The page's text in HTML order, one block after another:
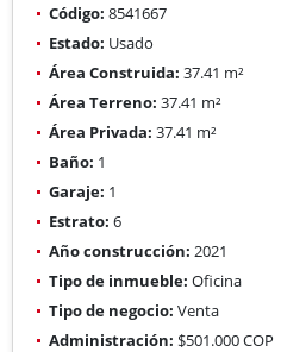
Código: 8541667
Estado: Usado
Área Construida: 37.41 m²
Área Terreno: 37.41 m²
Área Privada: 37.41 m²
Baño: 1
Garaje: 1
Estrato: 6
Año construcción: 2021
Tipo de inmueble: Oficina
Tipo de negocio: Venta
Administración: $501.000 COP